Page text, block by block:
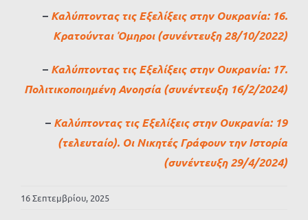
– Καλύπτοντας τις Εξελίξεις στην Ουκρανία: 16.
Κρατούνται Όμηροι (συνέντευξη 28/10/2022)
– Καλύπτοντας τις Εξελίξεις στην Ουκρανία: 17.
Πολιτικοποιημένη Ανοησία (συνέντευξη 16/2/2024)
– Καλύπτοντας τις Εξελίξεις στην Ουκρανία: 19
(τελευταίο). Οι Νικητές Γράφουν την Ιστορία
(συνέντευξη 29/4/2024)
16 Σεπτεμβρίου, 2025